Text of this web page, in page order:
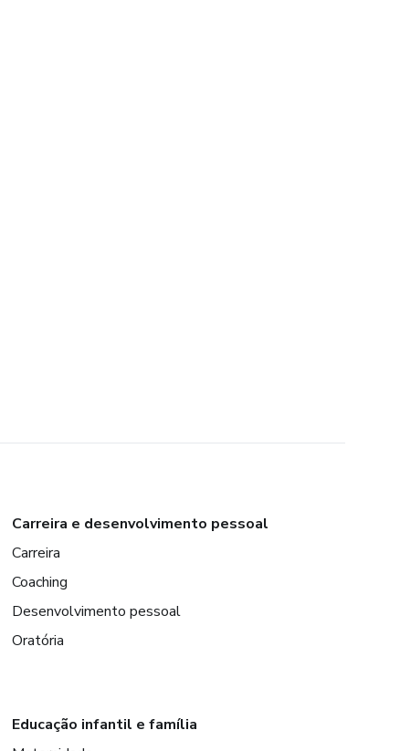
Carreira e desenvolvimento pessoal
Carreira
Coaching
Desenvolvimento pessoal
Oratória
Educação infantil e família